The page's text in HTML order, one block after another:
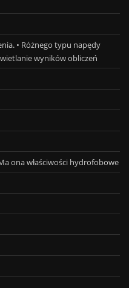
• Różnego typu napędy
wyników obliczeń
ona właściwości hydrofobowe